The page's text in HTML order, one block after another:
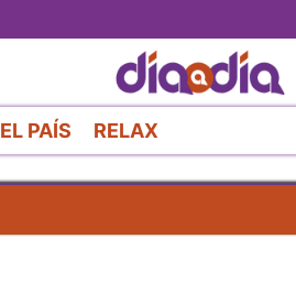
al
contenido
principal
EL PAÍS RELAX